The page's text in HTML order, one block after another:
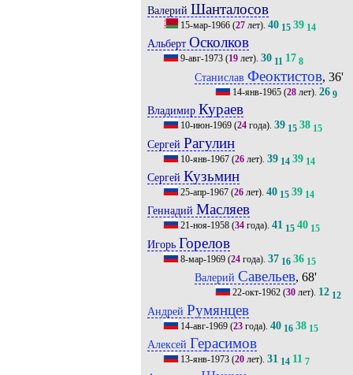
Валерий Шанталосов
15-мар-1966(27лет). 40 15 39 14
Альберт Осколков
9-авг-1973(19лет). 30 11 17 8
Станислав Феоктистов, 36'
14-янв-1965 (28 лет).26 9
Владимир Кураев
10-июн-1969(24года). 39 15 38 15
Сергей Рагулин
10-янв-1967(26лет). 39 14 39 14
Сергей Кузьмин
25-апр-1967(26лет). 40 15 39 14
Геннадий Масляев
21-ноя-1958(34года). 41 15 40 15
Игорь Горелов
8-мар-1969(24года). 37 16 36 15
Валерий Савельев, 68'
22-окт-1962 (30 лет). 12 12
Андрей Румянцев
14-авг-1969(23года). 40 16 38 15
Алексей Герасимов
13-янв-1973(20лет). 31 14 11 7